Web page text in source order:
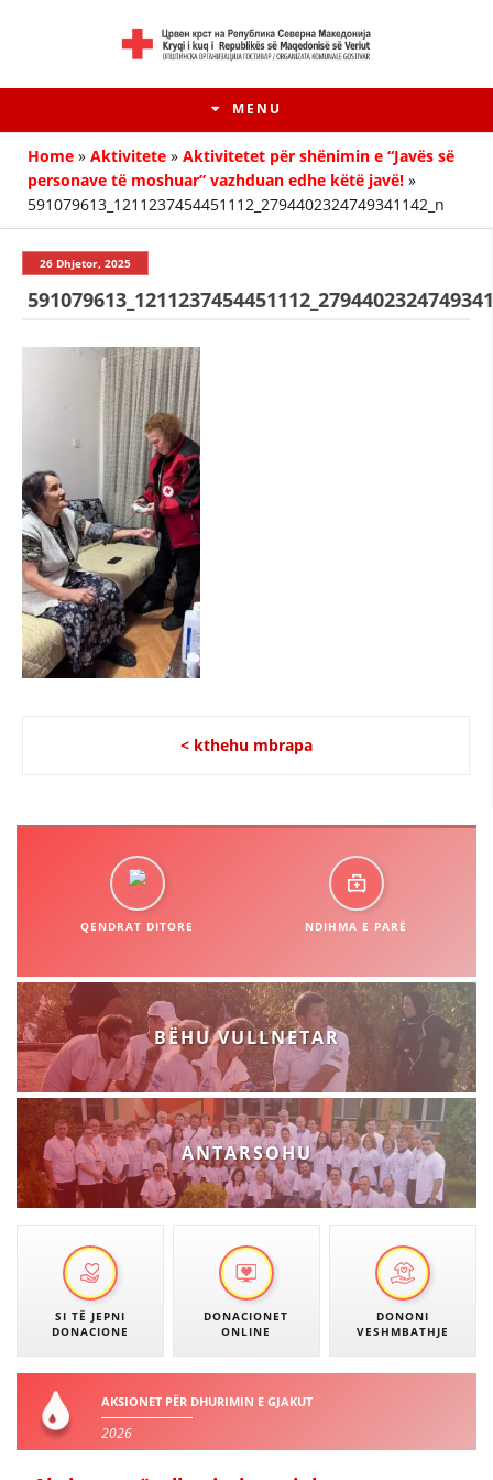
MENU
HISTORIA E LËVIZJES
HISTORIA E KRYQIT TË KUQ
STRUKTURA E ORGANIZATËS
KONTAKT INFORMACIONE
LIGJI I KRYQIT TË KUQ
STATUTI I KRYQIT TË KUQ
NIVELI I STRUKTURËS ORGANIZATIVE
DISEMINIMI
DREJTA NDERKOMBETARE HUMANITARE
PROMOVIMI I VLERAVE HUMANE
PËRDORIMIN DHE MBROJTJEN E STEMËS
SOCIALO-HUMANITARE
SI TË JEPNI DONACIONE
EKIPE PËRGJIGJE DISASTER
STACIONIN E UJIT SHPËTIMIT – VODNO
Home » Aktivitete » Aktivitetet për shënimin e “Javës së
personave të moshuar” vazhduan edhe këtë javë! »
591079613_1211237454451112_2794402324749341142_n
26 Dhjetor, 2025
< kthehu mbrapa
QENDRAT DITORE NDIHMA E PARË
BËHU VULLNETAR
ANTARSOHU
SI TË JEPNI
DONACIONE
DONACIONET
ONLINE
DONONI
VESHMBATHJE
AKSIONET PËR DHURIMIN E GJAKUT
2026